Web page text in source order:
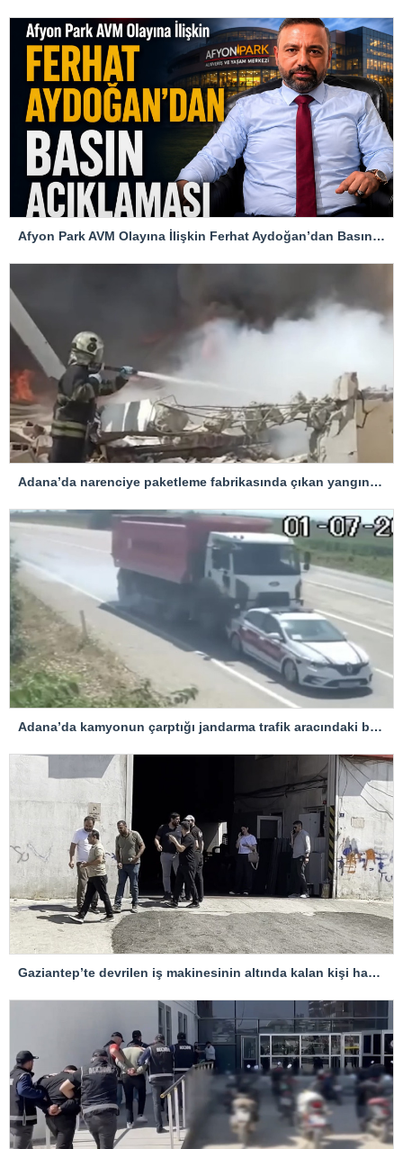
Afyon Park AVM Olayına İlişkin Ferhat Aydoğan’dan Basın Açıklaması
Adana’da narenciye paketleme fabrikasında çıkan yangın kontrol altına alındı
Adana’da kamyonun çarptığı jandarma trafik aracındaki bir personel yaralandı
Gaziantep’te devrilen iş makinesinin altında kalan kişi hayatını kaybetti